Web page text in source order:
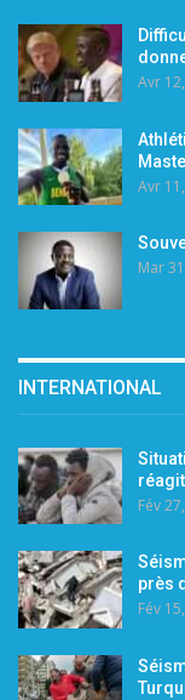
Avr
Avr
Mar
INTERNATIONAL
Fév
près
Fév